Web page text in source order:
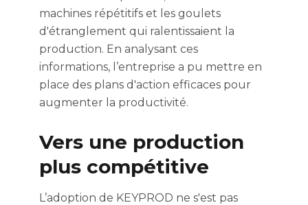
machines répétitifs et les goulets
d'étranglement qui ralentissaient la
production. En analysant ces
informations, l’entreprise a pu mettre en
place des plans d'action efficaces pour
augmenter la productivité.
Vers une production
plus compétitive
L’adoption de KEYPROD ne s'est pas